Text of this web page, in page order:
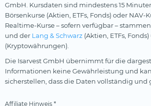
GmbH. Kursdaten sind mindestens 15
Börsenkurse (Aktien, ETFs, Fonds) oder NAV-
Realtime-Kurse – sofern verfügbar –
und der Lang & Schwarz (Aktien, ETFs,
(Kryptowährungen).
Die Isarvest GmbH übernimmt für die
Informationen keine Gewährleistung und
sicherstellen, dass die Daten vollständig und
Affiliate Hinweis *